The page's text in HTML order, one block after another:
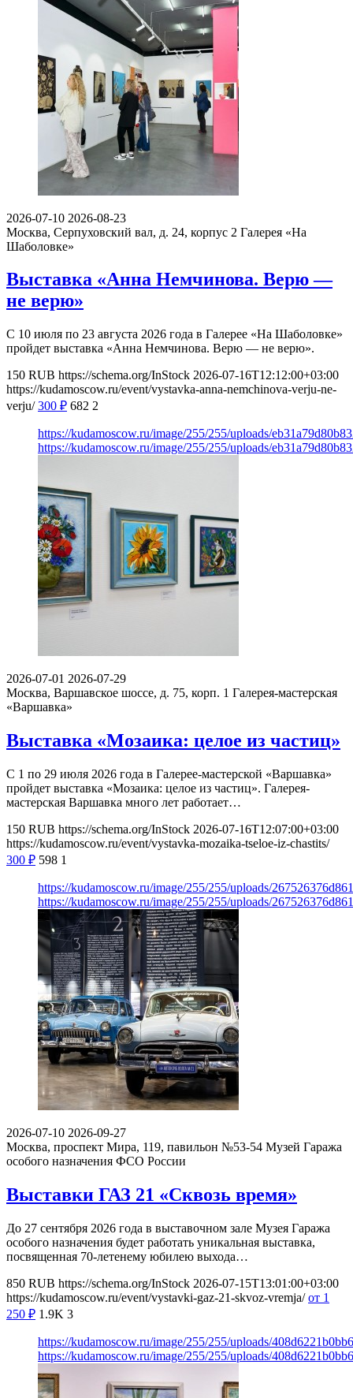
2026-07-10 2026-08-23
Москва, Серпуховский вал, д. 24, корпус 2 Галерея «На
Шаболовке»
Выставка «Анна Немчинова. Верю —
не верю»
С 10 июля по 23 августа 2026 года в Галерее «На Шаболовке»
пройдет выставка «Анна Немчинова. Верю — не верю».
150 RUB https://schema.org/InStock 2026-07-16T12:12:00+03:00
https://kudamoscow.ru/event/vystavka-anna-nemchinova-verju-ne-
verju/ 300 ₽ 682 2
https://kudamoscow.ru/image/255/255/uploads/
https://kudamoscow.ru/image/255/255/uploads/
2026-07-01 2026-07-29
Москва, Варшавское шоссе, д. 75, корп. 1 Галерея-мастерская
«Варшавка»
Выставка «Мозаика: целое из частиц»
С 1 по 29 июля 2026 года в Галерее-мастерской «Варшавка»
пройдет выставка «Мозаика: целое из частиц». Галерея-
мастерская Варшавка много лет работает…
150 RUB https://schema.org/InStock 2026-07-16T12:07:00+03:00
https://kudamoscow.ru/event/vystavka-mozaika-tseloe-iz-chastits/
300 ₽ 598 1
https://kudamoscow.ru/image/255/255/uploads/
https://kudamoscow.ru/image/255/255/uploads/
2026-07-10 2026-09-27
Москва, проспект Мира, 119, павильон №53-54 Музей Гаража
особого назначения ФСО России
Выставки ГАЗ 21 «Сквозь время»
До 27 сентября 2026 года в выставочном зале Музея Гаража
особого назначения будет работать уникальная выставка,
посвященная 70-летенему юбилею выхода…
850 RUB https://schema.org/InStock 2026-07-15T13:01:00+03:00
https://kudamoscow.ru/event/vystavki-gaz-21-skvoz-vremja/ от 1
250 ₽ 1.9K 3
https://kudamoscow.ru/image/255/255/uploads/
https://kudamoscow.ru/image/255/255/uploads/